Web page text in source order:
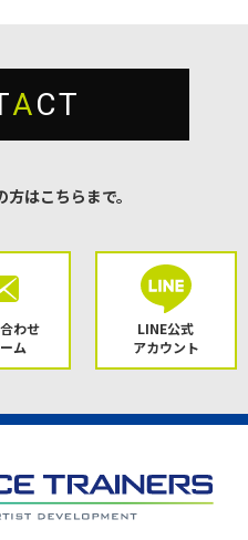
ACT
はこちらまで。
わせ
ム
LINE公式
アカウント